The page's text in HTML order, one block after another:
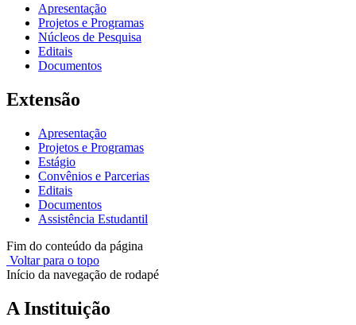
Apresentação
Projetos e Programas
Núcleos de Pesquisa
Editais
Documentos
Extensão
Apresentação
Projetos e Programas
Estágio
Convênios e Parcerias
Editais
Documentos
Assistência Estudantil
Fim do conteúdo da página
Voltar para o topo
Início da navegação de rodapé
A Instituição